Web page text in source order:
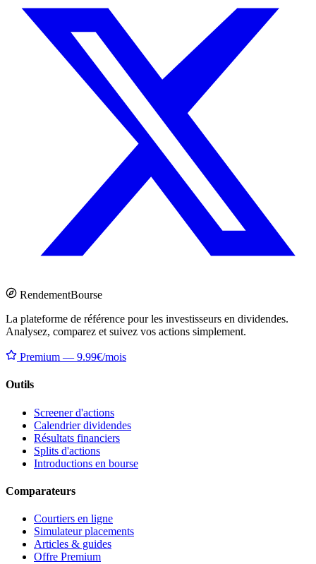
RendementBourse
La plateforme de référence pour les investisseurs en dividendes.
Analysez, comparez et suivez vos actions simplement.
Premium — 9.99€/mois
Outils
Screener d'actions
Calendrier dividendes
Résultats financiers
Splits d'actions
Introductions en bourse
Comparateurs
Courtiers en ligne
Simulateur placements
Articles & guides
Offre Premium